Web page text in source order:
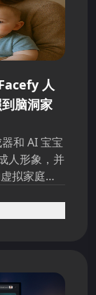
人
脑洞家
和 AI 宝宝
人形象，并
拟家庭。
理提醒，